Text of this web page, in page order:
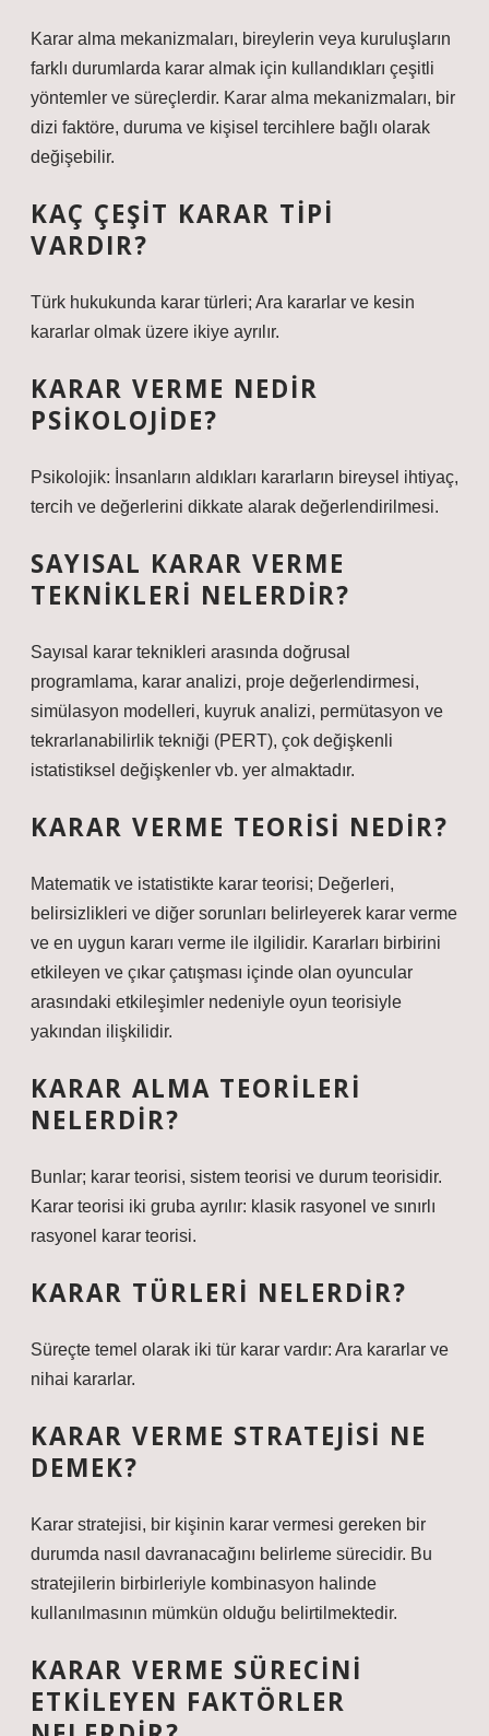
Karar alma mekanizmaları, bireylerin veya kuruluşların
farklı durumlarda karar almak için kullandıkları çeşitli
yöntemler ve süreçlerdir. Karar alma mekanizmaları, bir
dizi faktöre, duruma ve kişisel tercihlere bağlı olarak
değişebilir.
KAÇ ÇEŞIT KARAR TIPI
VARDIR?
Türk hukukunda karar türleri; Ara kararlar ve kesin
kararlar olmak üzere ikiye ayrılır.
KARAR VERME NEDIR
PSIKOLOJIDE?
Psikolojik: İnsanların aldıkları kararların bireysel ihtiyaç,
tercih ve değerlerini dikkate alarak değerlendirilmesi.
SAYISAL KARAR VERME
TEKNIKLERI NELERDIR?
Sayısal karar teknikleri arasında doğrusal
programlama, karar analizi, proje değerlendirmesi,
simülasyon modelleri, kuyruk analizi, permütasyon ve
tekrarlanabilirlik tekniği (PERT), çok değişkenli
istatistiksel değişkenler vb. yer almaktadır.
KARAR VERME TEORISI NEDIR?
Matematik ve istatistikte karar teorisi; Değerleri,
belirsizlikleri ve diğer sorunları belirleyerek karar verme
ve en uygun kararı verme ile ilgilidir. Kararları birbirini
etkileyen ve çıkar çatışması içinde olan oyuncular
arasındaki etkileşimler nedeniyle oyun teorisiyle
yakından ilişkilidir.
KARAR ALMA TEORILERI
NELERDIR?
Bunlar; karar teorisi, sistem teorisi ve durum teorisidir.
Karar teorisi iki gruba ayrılır: klasik rasyonel ve sınırlı
rasyonel karar teorisi.
KARAR TÜRLERI NELERDIR?
Süreçte temel olarak iki tür karar vardır: Ara kararlar ve
nihai kararlar.
KARAR VERME STRATEJISI NE
DEMEK?
Karar stratejisi, bir kişinin karar vermesi gereken bir
durumda nasıl davranacağını belirleme sürecidir. Bu
stratejilerin birbirleriyle kombinasyon halinde
kullanılmasının mümkün olduğu belirtilmektedir.
KARAR VERME SÜRECINI
ETKILEYEN FAKTÖRLER